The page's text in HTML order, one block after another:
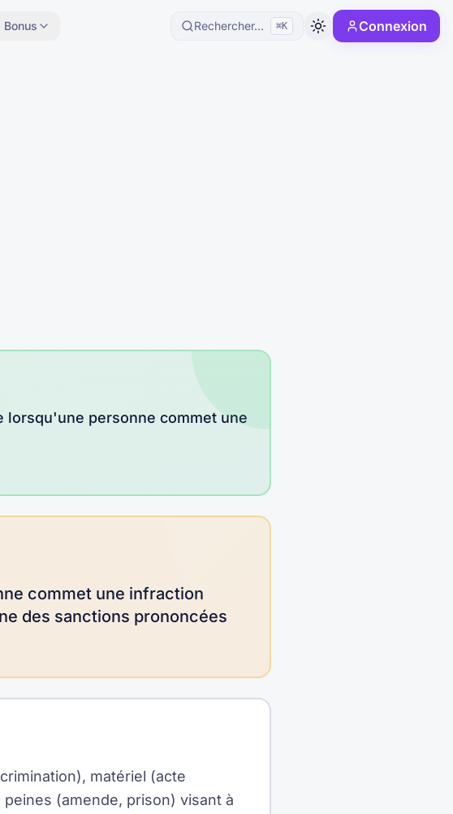
Bonus Rechercher... ⌘K Connexion
lorsqu'une personne commet une
commet une infraction
des sanctions prononcées
matériel (acte
(amende, prison) visant à